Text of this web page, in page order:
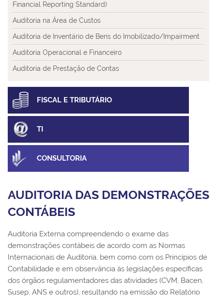
Financial Reporting Standard)
Auditoria na Área de Custos
Auditoria de Inventário de Bens do Imobilizado/Impairment
Auditoria Operacional e Financeiro
Auditoria de Prestação de Contas
FISCAL E TRIBUTÁRIO
TI
CONSULTORIA
AUDITORIA DAS DEMONSTRAÇÕES
CONTÁBEIS
Auditoria Externa compreendendo o exame das
demonstrações contábeis de acordo com as Normas
Internacionais de Auditoria, bem como com os Princípios de
Contabilidade e em observância às legislações específicas
dos órgãos regulamentadores das atividades (CVM, Bacen,
Susep, ANS e outros), resultando na emissão do Relatório